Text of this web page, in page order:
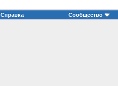
Справка Сообщество